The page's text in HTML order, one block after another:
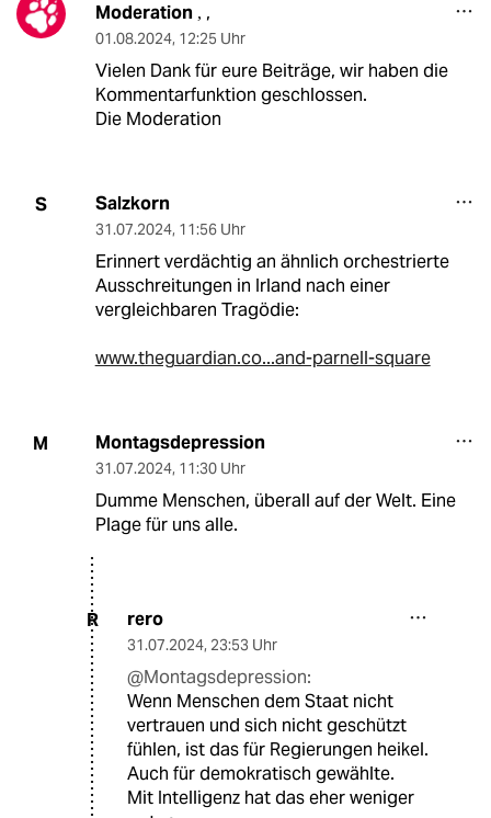
Moderation, ,
01.08.2024, 12:25 Uhr
Vielen Dank für eure Beiträge, wir haben die
Kommentarfunktion geschlossen.
Die Moderation
S Salzkorn
31.07.2024, 11:56 Uhr
Erinnert verdächtig an ähnlich orchestrierte
Ausschreitungen in Irland nach einer
vergleichbaren Tragödie:
www.theguardian.co...and-parnell-square
M Montagsdepression
31.07.2024, 11:30 Uhr
Dumme Menschen, überall auf der Welt. Eine
Plage für uns alle.
R rero
31.07.2024, 23:53 Uhr
@Montagsdepression:
Wenn Menschen dem Staat nicht
vertrauen und sich nicht geschützt
fühlen, ist das für Regierungen heikel.
Auch für demokratisch gewählte.
Mit Intelligenz hat das eher weniger